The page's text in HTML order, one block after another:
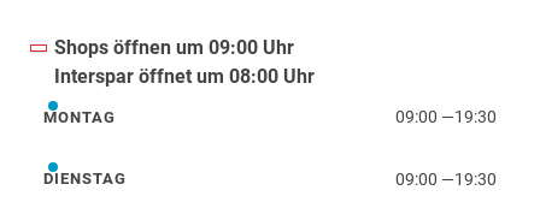
Shops öffnen um 09:00 Uhr
Interspar öffnet um 08:00 Uhr
Montag
MONTAG 09:00 —19:30
Dienstag
DIENSTAG 09:00 —19:30